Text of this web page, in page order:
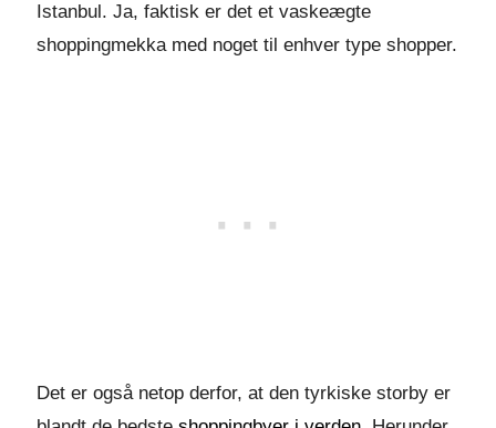
Istanbul. Ja, faktisk er det et vaskeægte
shoppingmekka med noget til enhver type shopper.
Det er også netop derfor, at den tyrkiske storby er